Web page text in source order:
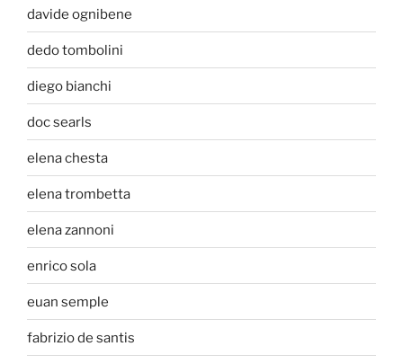
davide ognibene
dedo tombolini
diego bianchi
doc searls
elena chesta
elena trombetta
elena zannoni
enrico sola
euan semple
fabrizio de santis